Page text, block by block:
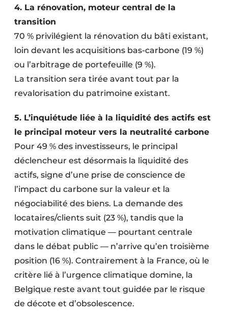
4. La rénovation, moteur central de la
transition
70 % privilégient la rénovation du bâti existant,
loin devant les acquisitions bas-carbone (19 %)
ou l’arbitrage de portefeuille (9 %).
La transition sera tirée avant tout par la
revalorisation du patrimoine existant.
5. L’inquiétude liée à la liquidité des actifs est
le principal moteur vers la neutralité carbone
Pour 49 % des investisseurs, le principal
déclencheur est désormais la liquidité des
actifs, signe d’une prise de conscience de
l’impact du carbone sur la valeur et la
négociabilité des biens. La demande des
locataires/clients suit (23 %), tandis que la
motivation climatique — pourtant centrale
dans le débat public — n’arrive qu’en troisième
position (16 %). Contrairement à la France, où le
critère lié à l’urgence climatique domine, la
Belgique reste avant tout guidée par le risque
de décote et d’obsolescence.